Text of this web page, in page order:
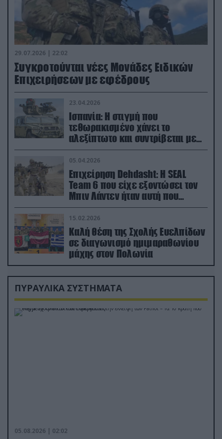
29.07.2026 | 22:02
Συγκροτούνται νέες Μονάδες Ειδικών
Επιχειρήσεων με εφέδρους
23.04.2026
Ισπανία: Η στιγμή που
τεθωρακισμένο χάνει το
αλεξίπτωτο και συντρίβεται με
ορμή στο έδαφος (βίντεο)
05.04.2026
Επιχείρηση Dehdasht: Η SEAL
Team 6 που είχε εξοντώσει τον
Μπιν Λάντεν ήταν αυτή που
διέσωσε τον πιλότο του F-15
15.02.2026
Καλή θέση της Σχολής Ευελπίδων
σε διαγωνισμό ημιμαραθωνίου
μάχης στον Πολωνία
ΠΥΡΑΥΛΙΚΑ ΣΥΣΤΗΜΑΤΑ
05.08.2026 | 02:02